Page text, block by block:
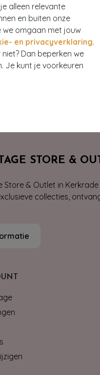
alleen relevante
en buiten onze
we omgaan met jouw
en privacyverklaring.
Dan beperken we
Je kunt je voorkeuren
contact op met onze
STORE &
Store & Outlet in
collecties,